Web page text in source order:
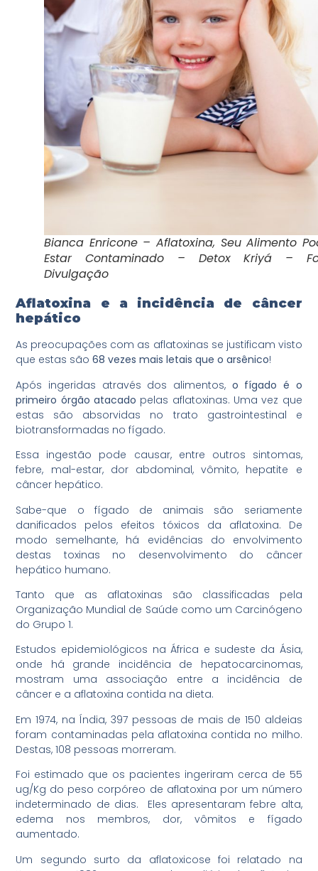
Bianca Enricone – Aflatoxina, Seu Alimento
Estar Contaminado – Detox Kriyá –
Divulgação
Aflatoxina e a incidência de câncer
hepático
As preocupações com as aflatoxinas se justificam visto
que estas são68 vezes mais letais que o arsênico!
Após ingeridas através dos alimentos, o fígado é o
primeiro órgão atacado pelas aflatoxinas. Uma vez que
estas são absorvidas no trato gastrointestinal e
biotransformadas no fígado.
Essa ingestão pode causar, entre outros sintomas,
febre, mal-estar, dor abdominal, vômito, hepatite e
câncer hepático.
Sabe-que o fígado de animais são seriamente
danificados pelos efeitos tóxicos da aflatoxina. De
modo semelhante, há evidências do envolvimento
destas toxinas no desenvolvimento do câncer
hepático humano.
Tanto que as aflatoxinas são classificadas pela
Organização Mundial de Saúde como um Carcinógeno
do Grupo 1.
Estudos epidemiológicos na África e sudeste da Ásia,
onde há grande incidência de hepatocarcinomas,
mostram uma associação entre a incidência de
câncer e a aflatoxina contida na dieta.
Em 1974, na Índia, 397 pessoas de mais de 150 aldeias
foram contaminadas pela aflatoxina contida no milho.
Destas, 108 pessoas morreram.
Foi estimado que os pacientes ingeriram cerca de 55
ug/Kg do peso corpóreo de aflatoxina por um número
indeterminado de dias. Eles apresentaram febre alta,
edema nos membros, dor, vômitos e fígado
aumentado.
Um segundo surto da aflatoxicose foi relatado na